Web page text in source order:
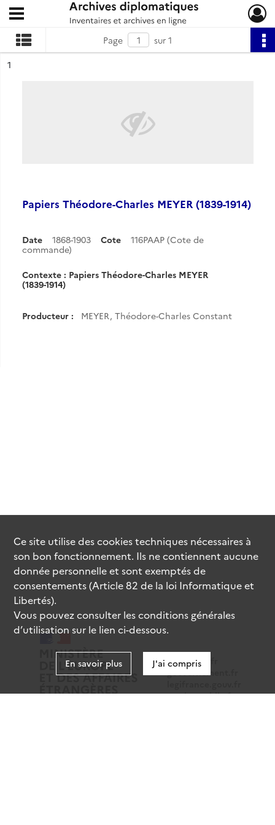
Archives diplomatiques
Ouvrir le menu déroulant
Page
sur 1
n°
1
Papiers Théodore-Charles MEYER (1839-1914)
Date 1868-1903 Cote
116PAAP (Cote de
commande)
Contexte : Papiers Théodore-Charles MEYER
(1839-1914)
Producteur : MEYER, Théodore-Charles Constant
data.gouv.fr
gouvernement.fr
service-public.fr
Ce site utilise descookiestechniques nécessaires à
son bon fonctionnement. Ils ne contiennent aucune
donnée personnelle et sont exemptés de
consentements (Article 82 de la loi Informatique et
Libertés).
Vous pouvez consulter les conditions générales
d’utilisation sur le lien ci-dessous.
En savoir plus J'ai compris